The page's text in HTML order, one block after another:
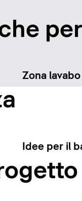
Scopri di
Zona lavabo
Idee per il